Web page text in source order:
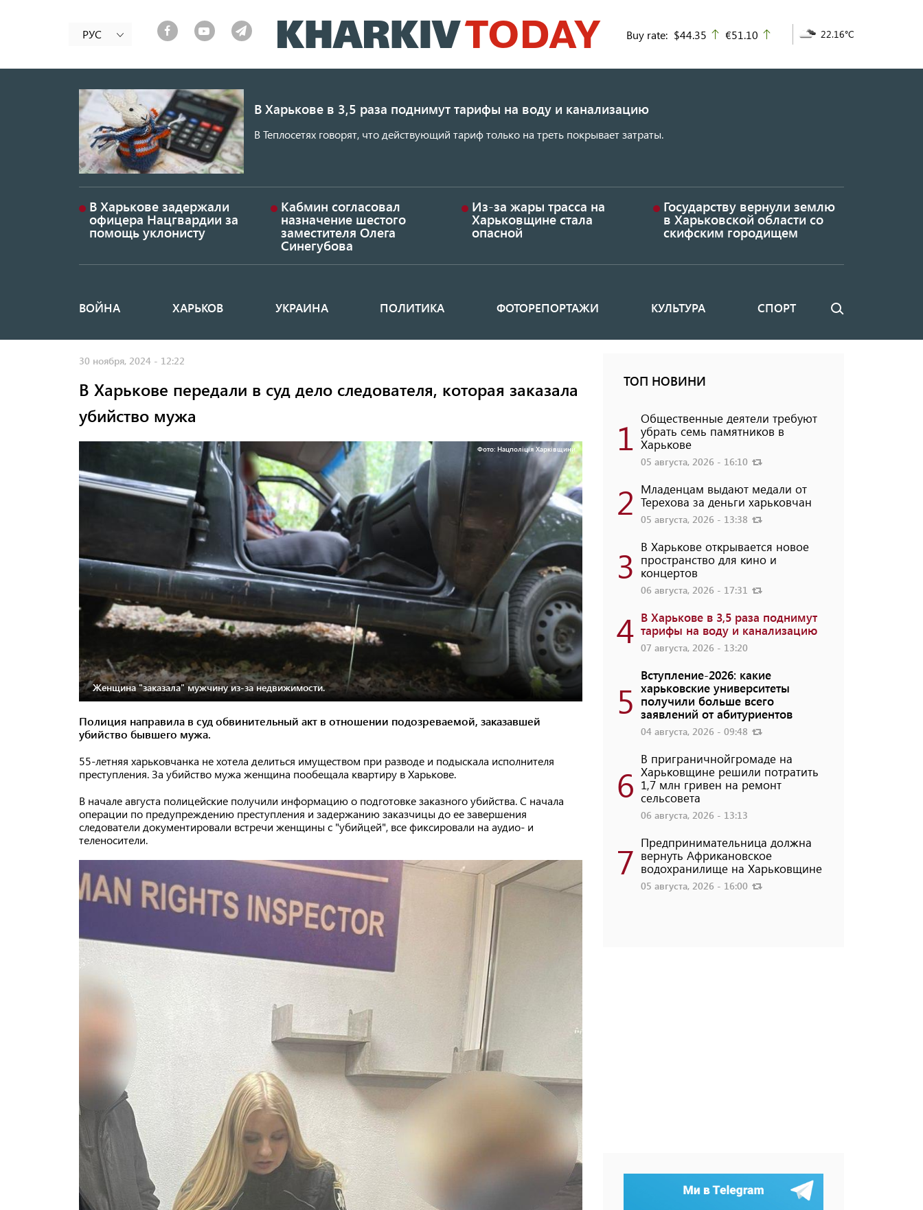
к
основному
РУС Buy rate: $44.35 up
€51.10 22.16°C
В Харькове в 3,5 раза поднимут тарифы на воду и канализацию
В Теплосетях говорят, что действующий тариф только на треть покрывает затраты.
В Харькове задержали
офицера Нацгвардии за
помощь уклонисту
Кабмин согласовал
назначение шестого
заместителя Олега
Синегубова
Из-за жары трасса на
Харьковщине стала
опасной
Государству вернули землю
в Харьковской области со
скифским городищем
Основная
ВОЙНА ХАРЬКОВ УКРАИНА ПОЛИТИКА ФОТОРЕПОРТАЖИ КУЛЬТУРА СПОРТ Поиск
30 ноября, 2024 - 12:22
В Харькове передали в суд дело следователя, которая заказала
убийство мужа
Фото: Нацполіція Харківщини
Женщина "заказала" мужчину из-за недвижимости.
Полиция направила в суд обвинительный акт в отношении подозреваемой, заказавшей
убийство бывшего мужа.
55-летняя харьковчанка не хотела делиться имуществом при разводе и подыскала исполнителя
преступления. За убийство мужа женщина пообещала квартиру в Харькове.
В начале августа полицейские получили информацию о подготовке заказного убийства. С начала
операции по предупреждению преступления и задержанию заказчицы до ее завершения
следователи документировали встречи женщины с "убийцей", все фиксировали на аудио- и
теленосители.
ТОП НОВИНИ
1 Общественные деятели требуют
убрать семь памятников в
Харькове
05 августа, 2026 - 16:10
2 Младенцам выдают медали от
Терехова за деньги харьковчан
05 августа, 2026 - 13:38
3 В Харькове открывается новое
пространство для кино и
концертов
06 августа, 2026 - 17:31
4 В Харькове в 3,5 раза поднимут
тарифы на воду и канализацию
07 августа, 2026 - 13:20
5
Вступление-2026: какие
харьковские университеты
получили больше всего
заявлений от абитуриентов
04 августа, 2026 - 09:48
6
В приграничнойгромаде на
Харьковщине решили потратить
1,7 млн ​​гривен на ремонт
сельсовета
06 августа, 2026 - 13:13
7 Предпринимательница должна
вернуть Африкановское
водохранилище на Харьковщине
05 августа, 2026 - 16:00